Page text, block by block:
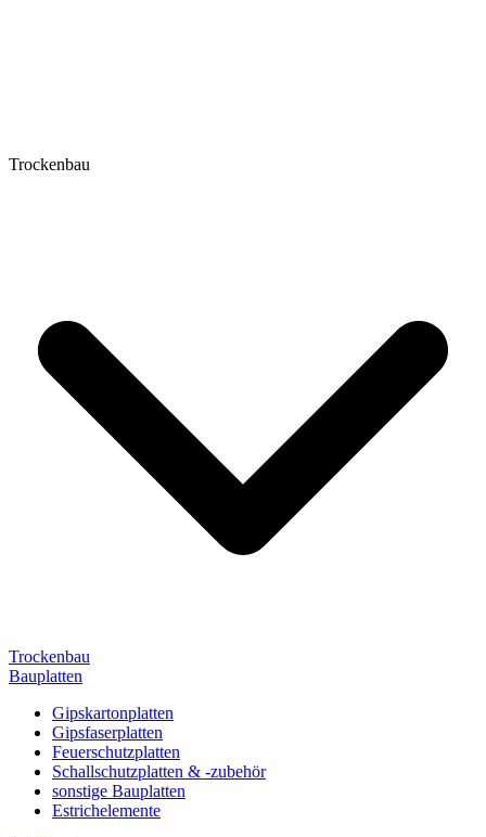
Trockenbau
Trockenbau
Bauplatten
Gipskartonplatten
Gipsfaserplatten
Feuerschutzplatten
Schallschutzplatten & -zubehör
sonstige Bauplatten
Estrichelemente